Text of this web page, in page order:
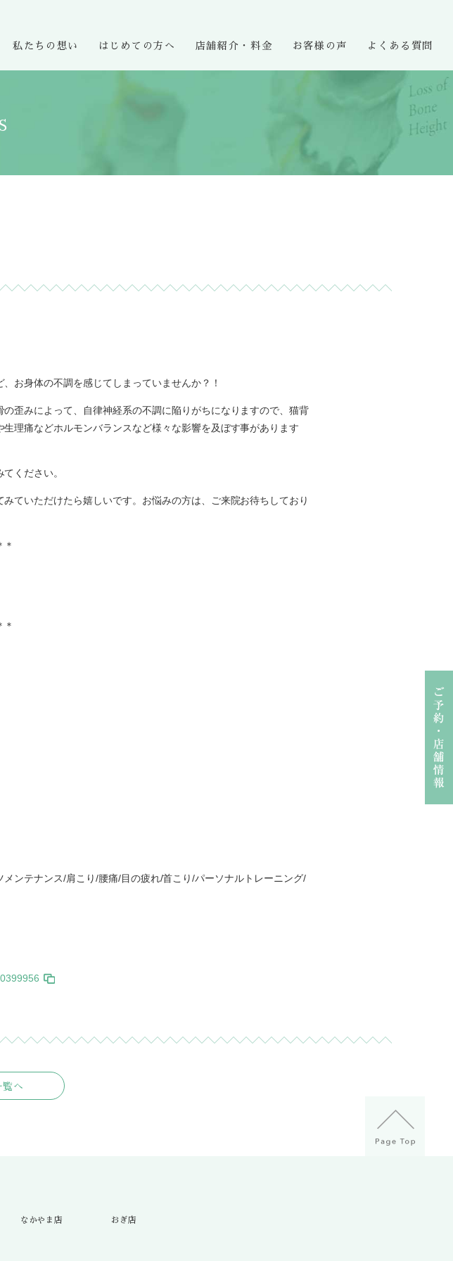
私たちの想い はじめての方へ 店舗紹介・料金 お客様の声 よくある質問
お身体の不調を感じてしまっていませんか？！
歪みによって、自律神経系の不調に陥りがちになりますので、猫背
理痛などホルモンバランスなど様々な影響を及ぼす事があります
ください。
ていただけたら嬉しいです。お悩みの方は、ご来院お待ちしており
ンテナンス/肩こり/腰痛/目の疲れ/首こり/パーソナルトレーニング/
へ
なかやま店 おぎ店